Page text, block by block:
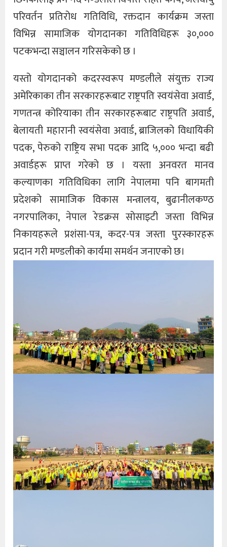
परिवर्तन प्रतिरोध गतिविधि, रक्तदान कार्यक्रम जस्ता
विभिन्न सामाजिक योगदानका गतिविधिहरू ३०,०००
पटकभन्दा सञ्चालन गरिसकेको छ ।
यस्तो योगदानको कदरस्वरूप मण्डलीले संयुक्त राज्य
अमेरिकाका तीन सरकारहरूबाट राष्ट्रपति स्वयंसेवा अवार्ड,
गणतन्त्र कोरियाका तीन सरकारहरूबाट राष्ट्रपति अवार्ड,
बेलायती महारानी स्वयंसेवा अवार्ड, ब्राजिलको विधायिकी
पदक, पेरुको राष्ट्रिय सभा पदक आदि ५,००० भन्दा बढी
अवार्डहरू प्राप्त गरेको छ । यस्ता अनवरत मानव
कल्याणका गतिविधिका लागि नेपालमा पनि बागमती
प्रदेशको सामाजिक विकास मन्त्रालय, बुढानीलकण्ठ
नगरपालिका, नेपाल रेडक्रस सोसाइटी जस्ता विभिन्न
निकायहरूले प्रशंसा-पत्र, कदर-पत्र जस्ता पुरस्कारहरू
प्रदान गरी मण्डलीको कार्यमा समर्थन जनाएको छ।